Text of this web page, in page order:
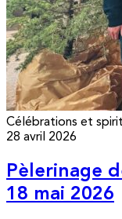
Célébrations et
28 avril 2026
Pèlerinage
18 mai 2026